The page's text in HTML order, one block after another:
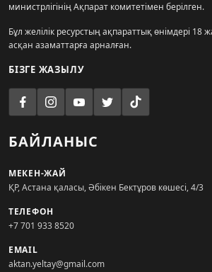
министрлігінің Ақпарат комитетімен берілген.
Бұл желілік ресурстың ақпараттық өнімдері 18
асқан азаматтарға арналған.
БІЗГЕ ЖАЗЫЛУ
БАЙЛАНЫС
МЕКЕН-ЖАЙ
ҚР, Астана қаласы, Әбікен Бектұров көшесі, 4/3
ТЕЛЕФОН
+7 701 933 8520
EMAIL
aktan.yeltay@gmail.com